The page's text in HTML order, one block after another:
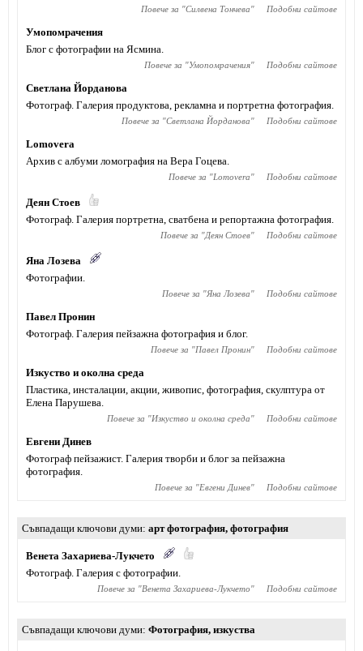
Повече за "Силвена Тончева" Подобни сайтове
Умопомрачения
Блог с фотографии на Ясмина.
Повече за "Умопомрачения" Подобни сайтове
Светлана Йорданова
Фотограф. Галерия продуктова, рекламна и портретна фотография.
Повече за "Светлана Йорданова" Подобни сайтове
Lomovera
Архив с албуми ломография на Вера Гоцева.
Повече за "Lomovera" Подобни сайтове
Деян Стоев
Фотограф. Галерия портретна, сватбена и репортажна фотография.
Повече за "Деян Стоев" Подобни сайтове
Яна Лозева
Фотографии.
Повече за "Яна Лозева" Подобни сайтове
Павел Пронин
Фотограф. Галерия пейзажна фотография и блог.
Повече за "Павел Пронин" Подобни сайтове
Изкуство и околна среда
Пластика, инсталации, акции, живопис, фотография, скулптура от
Елена Парушева.
Повече за "Изкуство и околна среда" Подобни сайтове
Евгени Динев
Фотограф пейзажист. Галерия творби и блог за пейзажна
фотография.
Повече за "Евгени Динев" Подобни сайтове
Съвпадащи ключови думи арт фотография, фотография
Венета Захариева-Лукчето
Фотограф. Галерия с фотографии.
Повече за "Венета Захариева-Лукчето" Подобни сайтове
Съвпадащи ключови думи Фотография, изкуства